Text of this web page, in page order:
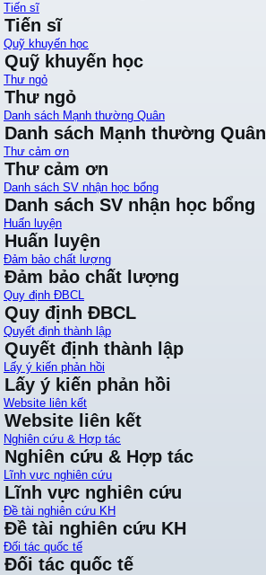
Tiến sĩ
Tiến sĩ
Quỹ khuyến học
Quỹ khuyến học
Thư ngỏ
Thư ngỏ
Danh sách Mạnh thường Quân
Danh sách Mạnh thường Quân
Thư cảm ơn
Thư cảm ơn
Danh sách SV nhận học bổng
Danh sách SV nhận học bổng
Huấn luyện
Huấn luyện
Đảm bảo chất lượng
Đảm bảo chất lượng
Quy định ĐBCL
Quy định ĐBCL
Quyết định thành lập
Quyết định thành lập
Lấy ý kiến phản hồi
Lấy ý kiến phản hồi
Website liên kết
Website liên kết
Nghiên cứu & Hợp tác
Nghiên cứu & Hợp tác
Lĩnh vực nghiên cứu
Lĩnh vực nghiên cứu
Đề tài nghiên cứu KH
Đề tài nghiên cứu KH
Đối tác quốc tế
Đối tác quốc tế